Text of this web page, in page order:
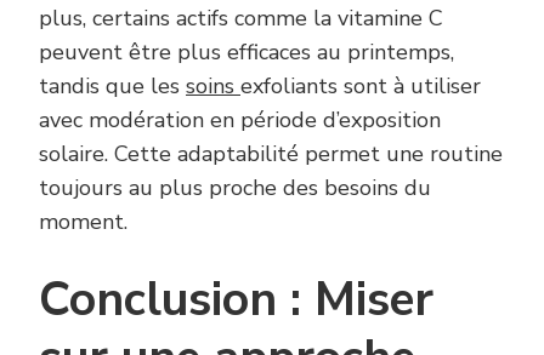
plus, certains actifs comme la vitamine C
peuvent être plus efficaces au printemps,
tandis que les soins exfoliants sont à utiliser
avec modération en période d’exposition
solaire. Cette adaptabilité permet une routine
toujours au plus proche des besoins du
moment.
Conclusion : Miser